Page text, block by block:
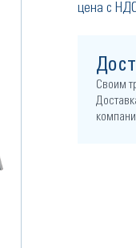
цена с
Своим